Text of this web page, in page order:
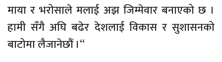
माया र भरोसाले मलाई अझ जिम्मेवार बनाएको छ ।
हामी सँगै अघि बढेर देशलाई विकास र सुशासनको
बाटोमा लैजानेछौं ।“